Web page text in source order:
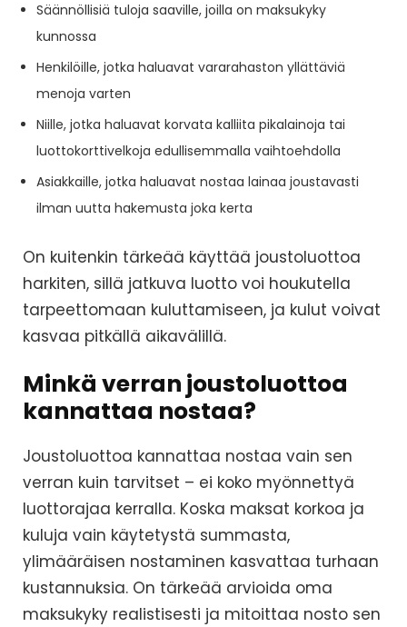
Säännöllisiä tuloja saaville, joilla on maksukyky
kunnossa
Henkilöille, jotka haluavat vararahaston yllättäviä
menoja varten
Niille, jotka haluavat korvata kalliita pikalainoja tai
luottokorttivelkoja edullisemmalla vaihtoehdolla
Asiakkaille, jotka haluavat nostaa lainaa joustavasti
ilman uutta hakemusta joka kerta
On kuitenkin tärkeää käyttää joustoluottoa
harkiten, sillä jatkuva luotto voi houkutella
tarpeettomaan kuluttamiseen, ja kulut voivat
kasvaa pitkällä aikavälillä.
Minkä verran joustoluottoa
kannattaa nostaa?
Joustoluottoa kannattaa nostaa vain sen
verran kuin tarvitset – ei koko myönnettyä
luottorajaa kerralla. Koska maksat korkoa ja
kuluja vain käytetystä summasta,
ylimääräisen nostaminen kasvattaa turhaan
kustannuksia. On tärkeää arvioida oma
maksukyky realistisesti ja mitoittaa nosto sen